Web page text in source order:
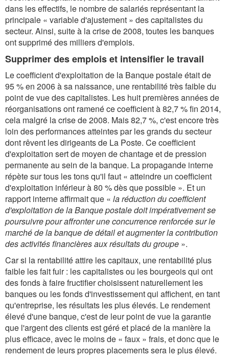
dans les effectifs, le nombre de salariés représentant la
principale « variable d'ajustement » des capitalistes du
secteur. Ainsi, suite à la crise de 2008, toutes les banques
ont supprimé des milliers d'emplois.
Supprimer des emplois et intensifier le travail
Le coefficient d'exploitation de la Banque postale était de
95 % en 2006 à sa naissance, une rentabilité très faible du
point de vue des capitalistes. Les huit premières années de
réorganisations ont ramené ce coefficient à 82,7 % fin 2014,
cela malgré la crise de 2008. Mais 82,7 %, c'est encore très
loin des performances atteintes par les grands du secteur
dont rêvent les dirigeants de La Poste. Ce coefficient
d'exploitation sert de moyen de chantage et de pression
permanente au sein de la banque. La propagande interne
répète sur tous les tons qu'il faut « atteindre un coefficient
d'exploitation inférieur à 80 % dès que possible ». Et un
rapport interne affirmait que « la réduction du coefficient
d'exploitation de la Banque postale doit impérativement se
poursuivre pour affronter une concurrence renforcée sur le
marché de la banque de détail et augmenter la contribution
des activités financières aux résultats du groupe ».
Car si la rentabilité attire les capitaux, une rentabilité plus
faible les fait fuir : les capitalistes ou les bourgeois qui ont
des fonds à faire fructifier choisissent naturellement les
banques ou les fonds d'investissement qui affichent, en tant
qu'entreprise, les résultats les plus élevés. Le rendement
élevé d'une banque, c'est de leur point de vue la garantie
que l'argent des clients est géré et placé de la manière la
plus efficace, avec le moins de « faux » frais, et donc que le
rendement de leurs propres placements sera le plus élevé.